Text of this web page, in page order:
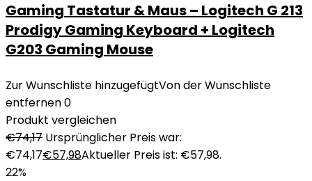
Gaming Tastatur & Maus – Logitech G 213
Prodigy Gaming Keyboard + Logitech
G203 Gaming Mouse
Zur Wunschliste hinzugefügtVon der Wunschliste
entfernen0
Produkt vergleichen
€74,17 Ursprünglicher Preis war:
€74,17€57,98Aktueller Preis ist: €57,98.
22%